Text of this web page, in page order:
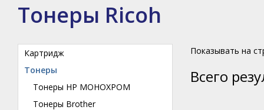
Тонеры Ricoh
Картридж
Тонеры
Тонеры HP МОНОХРОМ
Тонеры Brother
Показывать на
Всего